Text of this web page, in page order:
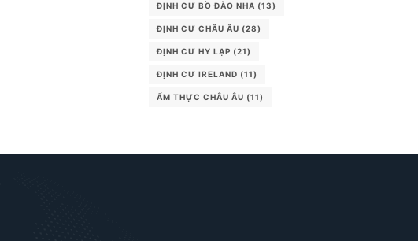
ĐỊNH CƯ BỒ ĐÀO NHA (13)
ĐỊNH CƯ CHÂU ÂU (28)
ĐỊNH CƯ HY LẠP (21)
ĐỊNH CƯ IRELAND (11)
ẨM THỰC CHÂU ÂU (11)